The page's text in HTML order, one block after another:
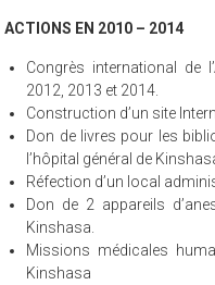
ACTIONS EN 2010 – 2014
Congrès international de
2012, 2013 et 2014.
Construction d’un site
Don de livres pour les
l’hôpital général de
Réfection d’un local
Don de 2 appareils
Kinshasa.
Missions médicales
Kinshasa